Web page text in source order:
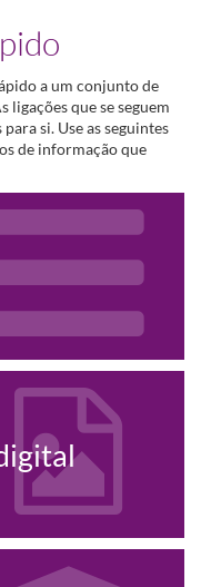
a um conjunto de
ligações que se seguem
si. Use as seguintes
de informação que